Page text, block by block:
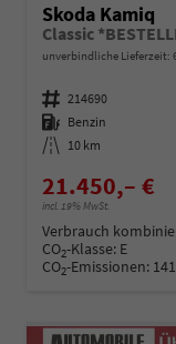
Skoda Kamiq
unverbindliche Lieferzeit:
Fahrzeugnummer 214690
Kraftstoff Benzin
Kilometerstand 10 km
21.450,– €
incl. 19% MwSt.
Verbrauch
CO2-Klasse: E
CO2-Emissionen: